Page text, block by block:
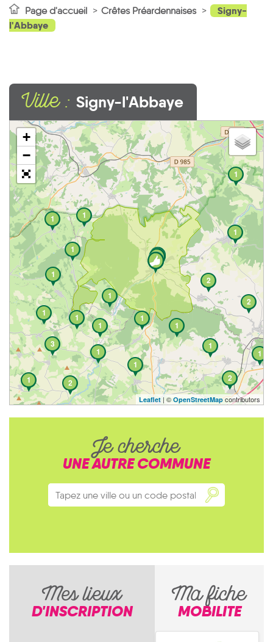
Page d'accueil Crêtes Préardennaises
Signy-
l'Abbaye
Ville : Signy-l'Abbaye
1
2
3
1
2
1 1
2
1
2
1
1
1
1
1
1
1
1
1
1
1
1
+
−
Leaflet | © OpenStreetMapcontributors
Je cherche
UNE AUTRE COMMUNE
Mes lieux
D'INSCRIPTION Ma fiche
MOBILITE